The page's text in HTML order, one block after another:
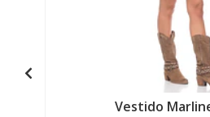
Vestido